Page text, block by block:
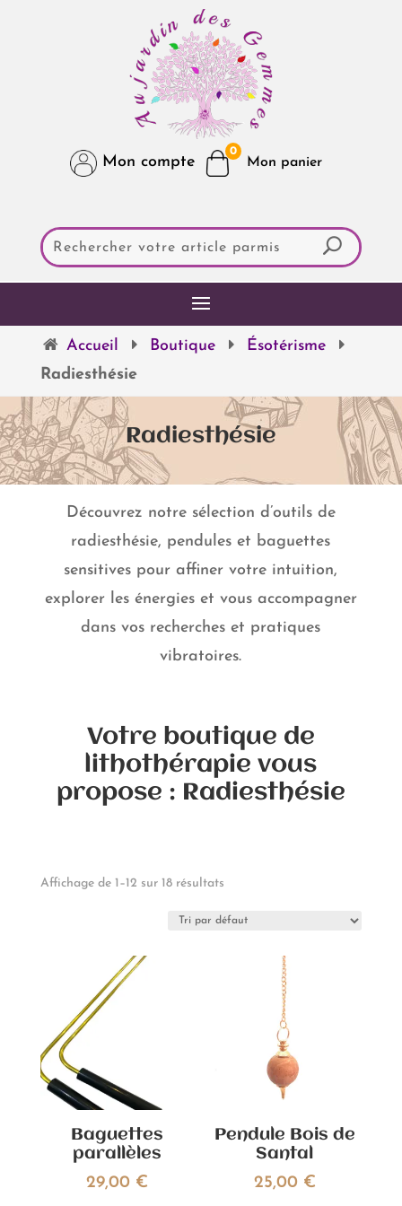
Mon compte
0
Accueil Boutique
Ésotérisme
Radiesthésie
Radiesthésie
Découvrez notre sélection d’outils de
radiesthésie, pendules et baguettes
sensitives pour affiner votre intuition,
explorer les énergies et vous accompagner
dans vos recherches et pratiques
vibratoires.
Votre boutique de
lithothérapie vous
propose : Radiesthésie
Affichage de 1–12 sur 18 résultats
Baguettes
parallèles
29,00 €
Pendule Bois de
Santal
25,00 €